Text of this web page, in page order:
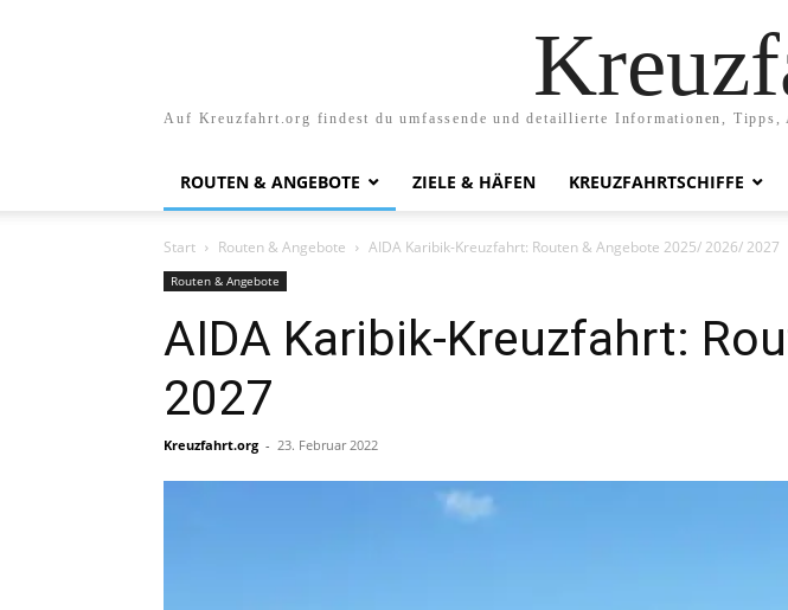
Auf Kreuzfahrt.org findest du umfassende und detaillierte Informationen, Tipps,
ROUTEN & ANGEBOTE ZIELE & HÄFEN KREUZFAHRTSCHIFFE
Start Routen & Angebote AIDA Karibik-Kreuzfahrt: Routen & Angebote 2025/ 2026/ 2027
Routen & Angebote
AIDA Karibik-Kreuzfahrt:
2027
Kreuzfahrt.org - 23. Februar 2022